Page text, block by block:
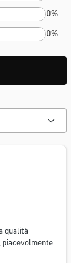
0%
0%
Sternen
qualità
piacevolmente